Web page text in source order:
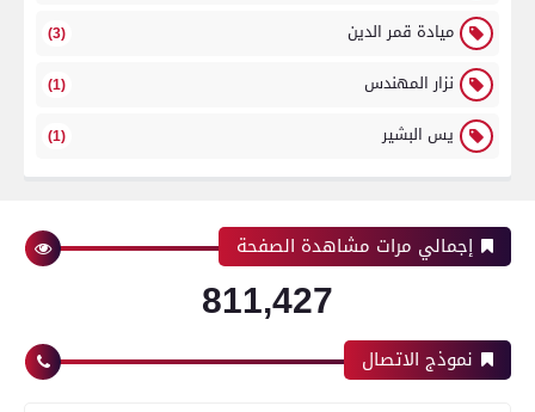
ميادة قمر الدين (3)
نزار المهندس (1)
يس البشير (1)
إجمالي مرات مشاهدة الصفحة
811,427
نموذج الاتصال